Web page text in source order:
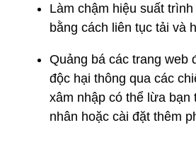
Làm chậm hiệu suất
bằng cách liên tục tải và
Quảng bá các trang web
độc hại thông qua các
xâm nhập có thể lừa bạn
nhân hoặc cài đặt thêm